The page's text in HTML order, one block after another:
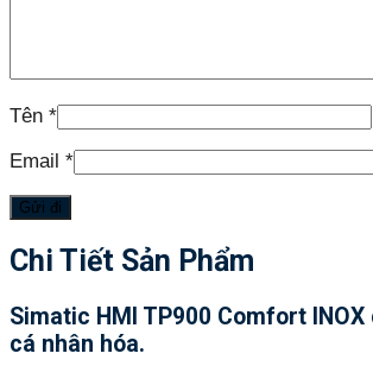
Tên *
Email *
Chi Tiết Sản Phẩm
Simatic HMI TP900 Comfort INOX
cá nhân hóa.